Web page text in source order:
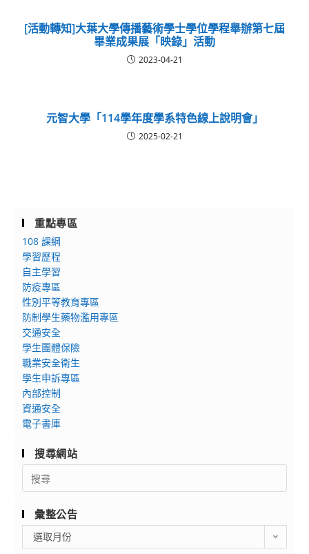
[活動轉知]大葉大學傳播藝術學士學位學程舉辦第七屆
畢業成果展「映錄」活動
2023-04-21
元智大學「114學年度學系特色線上說明會」
2025-02-21
重點專區
108 課綱
學習歷程
自主學習
防疫專區
性別平等教育專區
防制學生藥物濫用專區
交通安全
學生團體保險
職業安全衛生
學生申訴專區
內部控制
資通安全
電子書庫
搜尋網站
Search
for:
彙整公告
整
選取月份